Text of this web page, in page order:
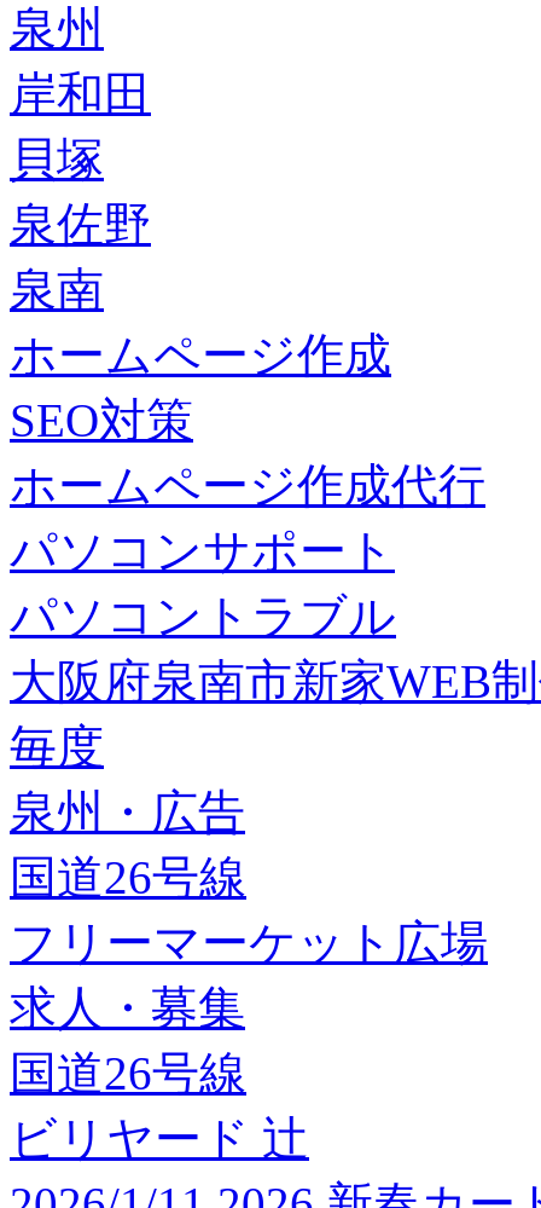
泉州
岸和田
貝塚
泉佐野
泉南
ホームページ作成
SEO対策
ホームページ作成代行
パソコンサポート
パソコントラブル
大阪府泉南市新家WEB
毎度
泉州・広告
国道26号線
フリーマーケット広場
求人・募集
国道26号線
ビリヤード 辻